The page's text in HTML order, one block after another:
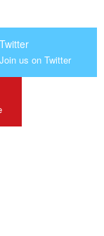
Twitter
Join us on Twitter